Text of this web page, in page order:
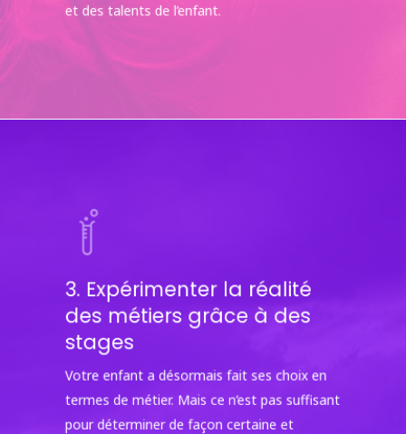
et des talents de l’enfant.
3. Expérimenter la réalité
des métiers grâce à des
stages
Votre enfant a désormais fait ses choix en
termes de métier. Mais ce n’est pas suffisant
pour déterminer de façon certaine et